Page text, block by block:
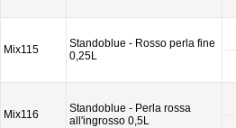
Mix115
Standoblue - Rosso perla fine
0,25L
Mix116
Standoblue - Perla rossa
all'ingrosso 0,5L